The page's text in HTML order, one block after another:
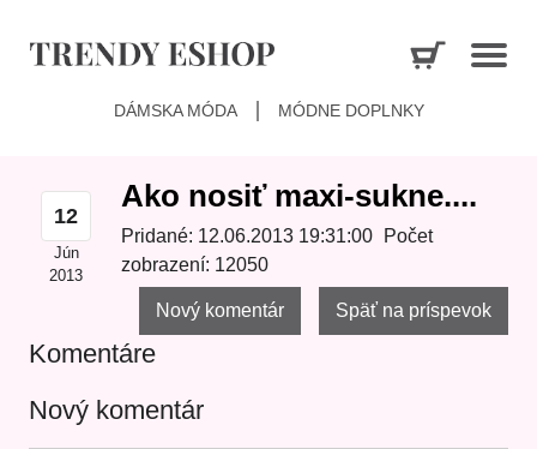
DÁMSKA MÓDA MÓDNE DOPLNKY
12
Jún
2013
Ako nosiť maxi-sukne....
Pridané: 12.06.2013 19:31:00
Počet
zobrazení: 12050
Späť na príspevok
Nový komentár
Komentáre
Nový komentár